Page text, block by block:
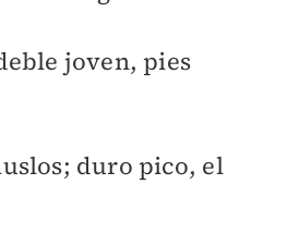
joven, pies
duro pico, el